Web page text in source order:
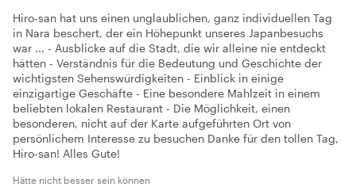
Hiro-san hat uns einen unglaublichen, ganz individuellen Tag
in Nara beschert, der ein Höhepunkt unseres Japanbesuchs
war ... - Ausblicke auf die Stadt, die wir alleine nie entdeckt
hätten - Verständnis für die Bedeutung und Geschichte der
wichtigsten Sehenswürdigkeiten - Einblick in einige
einzigartige Geschäfte - Eine besondere Mahlzeit in einem
beliebten lokalen Restaurant - Die Möglichkeit, einen
besonderen, nicht auf der Karte aufgeführten Ort von
persönlichem Interesse zu besuchen Danke für den tollen Tag,
Hiro-san! Alles Gute!
Hätte nicht besser sein können